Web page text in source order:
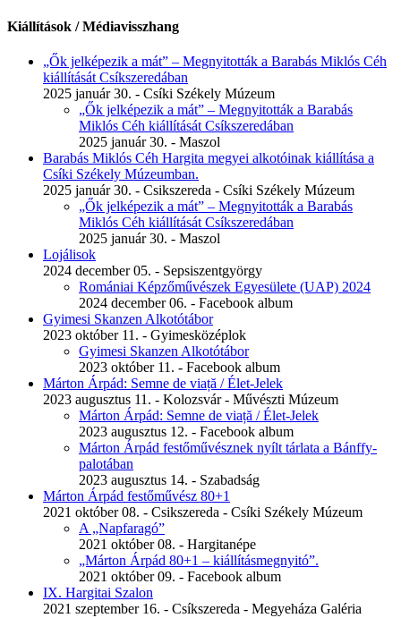
Kiállítások / Médiavisszhang
„Ők jelképezik a mát” – Megnyitották a Barabás Miklós Céh
kiállítását Csíkszeredában
2025 január 30. - Csíki Székely Múzeum
„Ők jelképezik a mát” – Megnyitották a Barabás
Miklós Céh kiállítását Csíkszeredában
2025 január 30. - Maszol
Barabás Miklós Céh Hargita megyei alkotóinak kiállítása a
Csíki Székely Múzeumban.
2025 január 30. - Csikszereda - Csíki Székely Múzeum
„Ők jelképezik a mát” – Megnyitották a Barabás
Miklós Céh kiállítását Csíkszeredában
2025 január 30. - Maszol
Lojálisok
2024 december 05. - Sepsiszentgyörgy
Romániai Képzőművészek Egyesülete (UAP) 2024
2024 december 06. - Facebook album
Gyimesi Skanzen Alkotótábor
2023 október 11. - Gyimesközéplok
Gyimesi Skanzen Alkotótábor
2023 október 11. - Facebook album
Márton Árpád: Semne de viață / Élet-Jelek
2023 augusztus 11. - Kolozsvár - Művészti Múzeum
Márton Árpád: Semne de viață / Élet-Jelek
2023 augusztus 12. - Facebook album
Márton Árpád festőművésznek nyílt tárlata a Bánffy-
palotában
2023 augusztus 14. - Szabadság
Márton Árpád festőművész 80+1
2021 október 08. - Csikszereda - Csíki Székely Múzeum
A „Napfaragó”
2021 október 08. - Hargitanépe
„Márton Árpád 80+1 – kiállításmegnyitó”.
2021 október 09. - Facebook album
IX. Hargitai Szalon
2021 szeptember 16. - Csíkszereda - Megyeháza Galéria